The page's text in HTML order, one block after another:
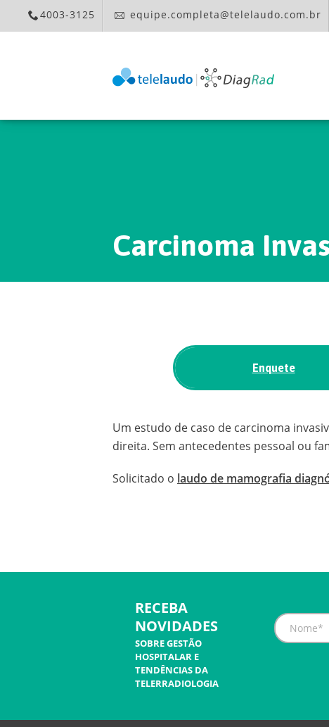
4003-3125 equipe.completa@telelaudo.com.br
Carcinoma
Enquete
Um estudo de caso de carcinoma
direita. Sem antecedentes pessoal ou
Solicitado o laudo de mamografia
RECEBA
NOVIDADES
SOBRE GESTÃO
HOSPITALAR E
TENDÊNCIAS DA
TELERRADIOLOGIA